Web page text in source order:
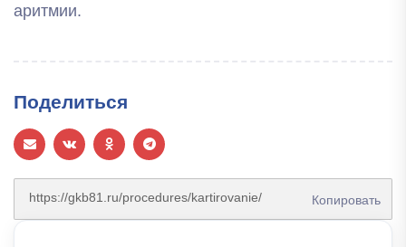
аритмии.
Поделиться
Копировать